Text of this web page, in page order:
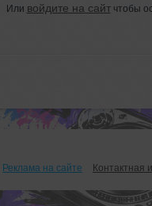
Или войдите на сайтчтобы
Реклама на сайте Контактная